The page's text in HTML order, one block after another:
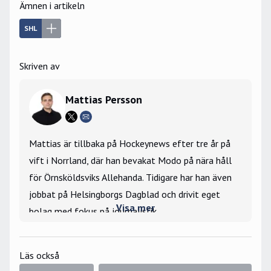
Ämnen i artikeln
SHL
Skriven av
Mattias Persson
Mattias är tillbaka på Hockeynews efter tre år på
vift i Norrland, där han bevakat Modo på nära håll
för Örnsköldsviks Allehanda. Tidigare har han även
jobbat på Helsingborgs Dagblad och drivit eget
bolag med fokus på journalistik.
på isen. Bevakade Hockey-VM 2019 på plats i
Visa mer
Läs också